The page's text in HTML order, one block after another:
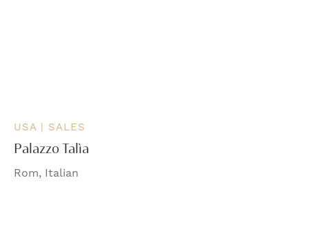
USA | SALES
Palazzo Talìa
Rom, Italian